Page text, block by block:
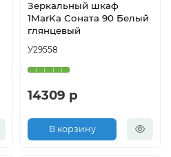
Зеркальный шкаф
1MarKa Соната 90 Белый
глянцевый
У29558
14309 р
В корзину